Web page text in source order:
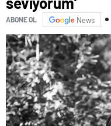
ABONE OL News